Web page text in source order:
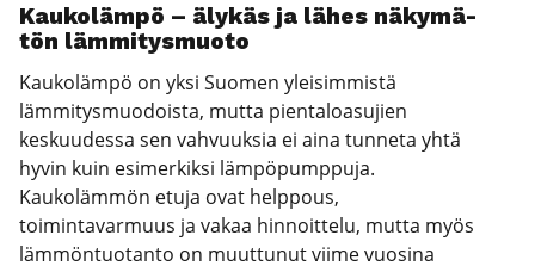
Kau­ko­läm­pö – äly­käs ja lähes näky­mä­
tön läm­mi­tys­muo­to
Kaukolämpö on yksi Suomen yleisimmistä
lämmitysmuodoista, mutta pientaloasujien
keskuudessa sen vahvuuksia ei aina tunneta yhtä
hyvin kuin esimerkiksi lämpöpumppuja.
Kaukolämmön etuja ovat helppous,
toimintavarmuus ja vakaa hinnoittelu, mutta myös
lämmöntuotanto on muuttunut viime vuosina